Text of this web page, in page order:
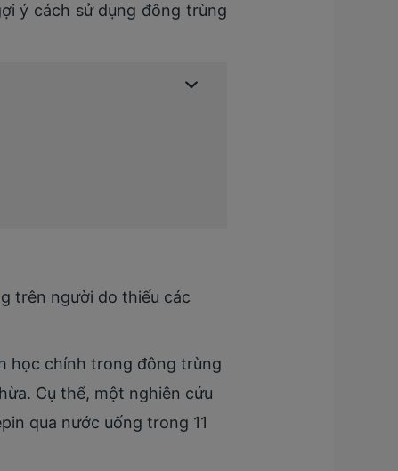
ý cách sử dụng đông trùng
trên người do thiếu các
học chính trong đông trùng
Cụ thể, một nghiên cứu
qua nước uống trong 11